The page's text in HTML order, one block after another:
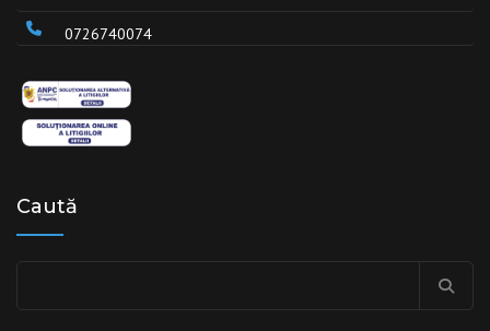
0726740074
Caută